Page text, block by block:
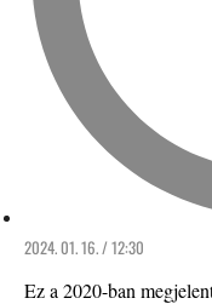
2024. 01. 16. / 12:30
Ez a 2020-ban